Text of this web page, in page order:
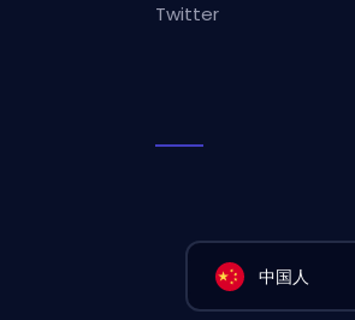
Twitter
中国人